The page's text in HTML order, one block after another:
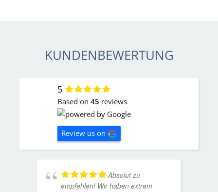
KUNDENBEWERTUNG
5
Based on 45 reviews
Review us on
Absolut zu
empfehlen! Wir haben extrem